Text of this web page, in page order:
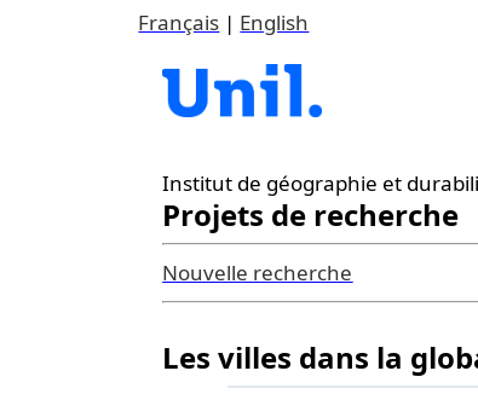
Français | English
Institut de géographie et
Projets de recherche
Nouvelle recherche
Les villes dans la